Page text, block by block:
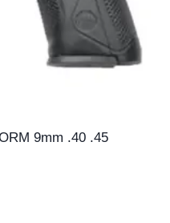
9mm .40 .45